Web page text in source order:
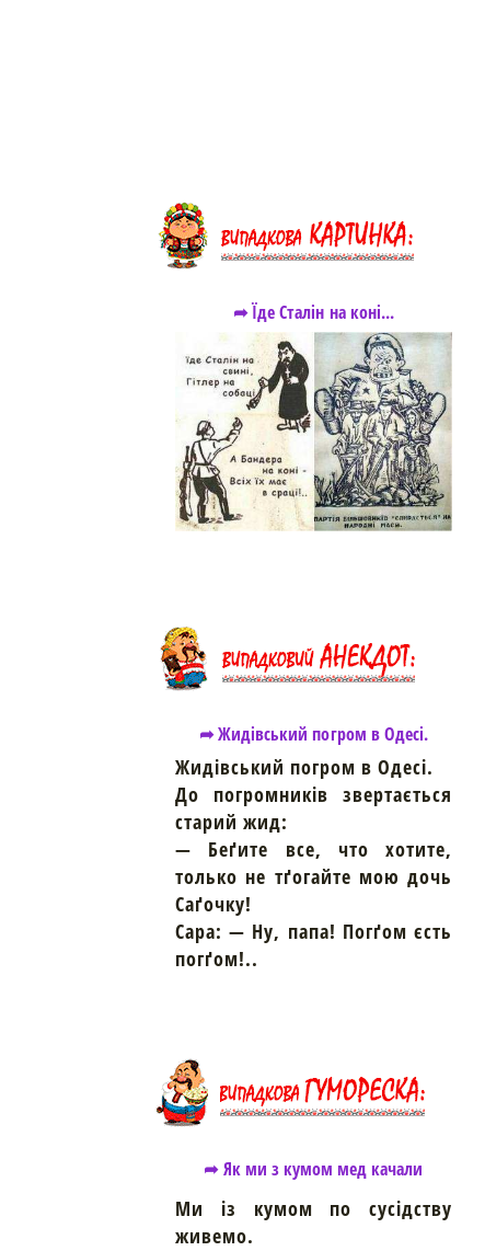
➦ Їде Сталін на коні...
➦ Жидівський погром в Одесі.
Жидівський погром в Одесі.
До погромників звертається
старий жид:
— Беґите все, что хотите,
только не тґогайте мою дочь
Саґочку!
Сара: — Hу, папа! Погґом єсть
погґом!..
➦ Як ми з кумом мед качали
Ми із кумом по сусідству
живемо.